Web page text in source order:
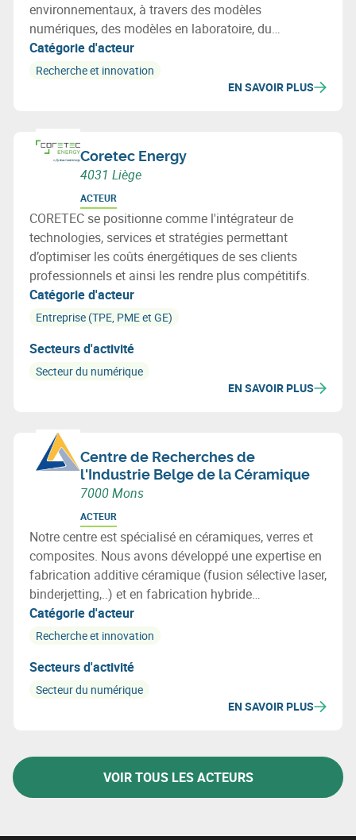
environnementaux, à travers des modèles
numériques, des modèles en laboratoire, du
monitoring in-situ (smart metering) ou des outils
collaboratifs.
Catégorie d'acteur
Recherche et innovation
EN SAVOIR PLUS
Coretec Energy
4031 Liège
ACTEUR
CORETEC se positionne comme l'intégrateur de
technologies, services et stratégies permettant
d’optimiser les coûts énergétiques de ses clients
professionnels et ainsi les rendre plus compétitifs.
Catégorie d'acteur
Entreprise (TPE, PME et GE)
Secteurs d'activité
Secteur du numérique
EN SAVOIR PLUS
Centre de Recherches de
l'Industrie Belge de la Céramique
7000 Mons
ACTEUR
Notre centre est spécialisé en céramiques, verres et
composites. Nous avons développé une expertise en
fabrication additive céramique (fusion sélective laser,
binderjetting,..) et en fabrication hybride
(laser+usinage+AM). Ces technologies contribuent à
la diffusion de l'approche "industrie 4.0" dans notre
Catégorie d'acteur
Recherche et innovation
Secteurs d'activité
Secteur du numérique
EN SAVOIR PLUS
VOIR TOUS LES ACTEURS